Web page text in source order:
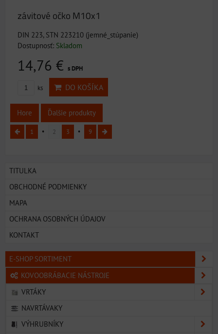
závitové očko M10x1
DIN 223, STN 223210 (jemné_stúpanie)
Dostupnosť: Skladom
14,76 € s DPH
ks DO KOŠÍKA
Hore Ďalšie produkty
1 2 3 9
TITULKA
OBCHODNÉ PODMIENKY
MAPA
OCHRANA OSOBNÝCH ÚDAJOV
KONTAKT
E-SHOP SORTIMENT
KOVOOBRÁBACIE NÁSTROJE
VRTÁKY
NAVRTÁVAKY
VÝHRUBNÍKY